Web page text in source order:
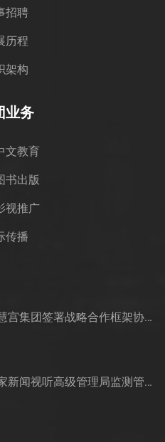
招聘
历程
架构
业务
文教育
书出版
视推广
传播
西南大学与智慧宫集团签署战略合作框架协议
毛里塔尼亚国家新闻视听高级管理局监测管控司司长穆罕默德·哈桑·埃萨利姆一行莅临智慧宫调研